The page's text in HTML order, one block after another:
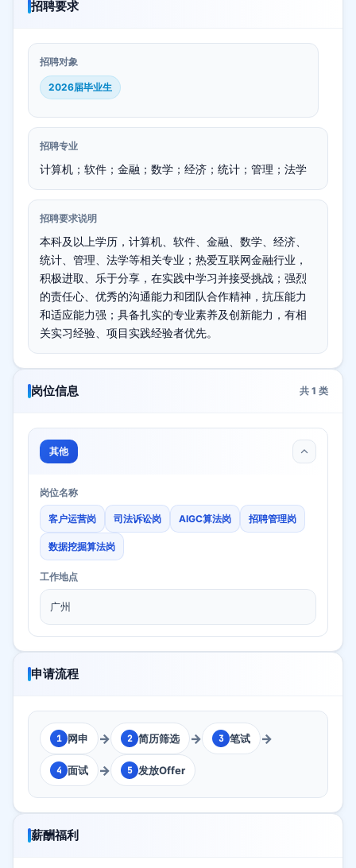
招聘要求
招聘对象
2026届毕业生
招聘专业
计算机；软件；金融；数学；经济；统计；管理；法学
招聘要求说明
本科及以上学历，计算机、软件、金融、数学、经济、
统计、管理、法学等相关专业；热爱互联网金融行业，
积极进取、乐于分享，在实践中学习并接受挑战；强烈
的责任心、优秀的沟通能力和团队合作精神，抗压能力
和适应能力强；具备扎实的专业素养及创新能力，有相
关实习经验、项目实践经验者优先。
岗位信息 共 1 类
其他
岗位名称
客户运营岗 司法诉讼岗 AIGC算法岗 招聘管理岗
数据挖掘算法岗
工作地点
广州
申请流程
1 网申 → 2 简历筛选 → 3 笔试 →
4 面试 → 5 发放Offer
薪酬福利